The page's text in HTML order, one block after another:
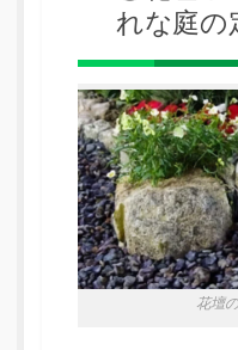
れな庭の
花壇